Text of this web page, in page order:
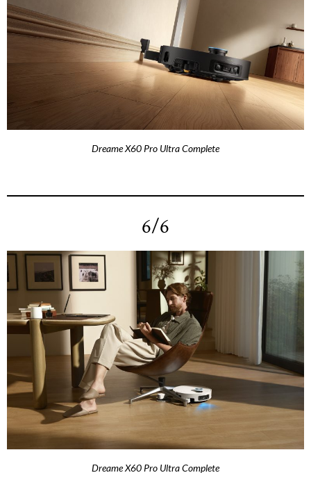
Dreame X60 Pro Ultra Complete
6/6
Dreame X60 Pro Ultra Complete